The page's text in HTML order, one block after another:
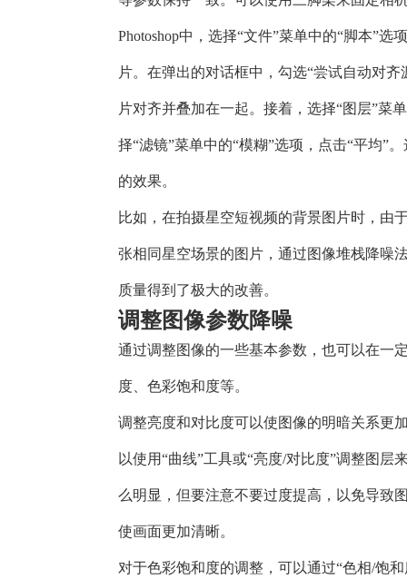
Photoshop中，选择“文件”菜单中的“脚本”
片。在弹出的对话框中，勾选“尝试自动对齐
片对齐并叠加在一起。接着，选择“图层”菜
择“滤镜”菜单中的“模糊”选项，点击“平均”
的效果。
比如，在拍摄星空短视频的背景图片时，由
张相同星空场景的图片，通过图像堆栈降噪
质量得到了极大的改善。
调整图像参数降噪
通过调整图像的一些基本参数，也可以在一
度、色彩饱和度等。
调整亮度和对比度可以使图像的明暗关系更
以使用“曲线”工具或“亮度/对比度”调整图
么明显，但要注意不要过度提高，以免导致
使画面更加清晰。
对于色彩饱和度的调整，可以通过“色相/饱